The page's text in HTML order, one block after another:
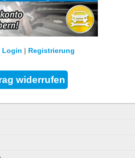
Login | Registrierung